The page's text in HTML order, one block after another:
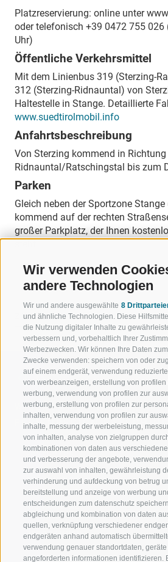
Wir verwenden
andere Technologien
Wir und andere ausgewählte 8
und ähnliche Technologien. Diese
die Nutzung digitaler Inhalte zu
verbessern und, vorbehaltlich Ihrer
Werbezwecken. Wir können Ihre Daten
Zwecke verwenden: speichern von oder
auf einem endgerät, verwendung
von werbeanzeigen, erstellung von
werbung, verwendung von profilen zur
werbung, erstellung von profilen zur
inhalten, verwendung von profilen zur
inhalte, messung der werbeleistung,
von inhalten, analyse von zielgruppen
kombinationen von daten aus
und verbesserung der angebote,
zur auswahl von inhalten, gewährleistung
verhinderung und aufdeckung von betrug
bereitstellung und anzeige von werbung
entscheidungen zum datenschutz
abgleichung und kombination von daten
quellen, verknüpfung verschiedener
endgeräten anhand automatisch
verwendung genauer standortdaten,
angeforderten informationen identifizieren.
Platzreservierung: online unter
oder telefonisch +39 0472 755 026
Uhr)
Öffentliche Verkehrsmittel
Mit dem Linienbus 319 (Sterzing-
312 (Sterzing-Ridnauntal) von
Haltestelle in Stange. Detaillierte
www.suedtirolmobil.info
Anfahrtsbeschreibung
Von Sterzing kommend in Richtung
Ridnauntal/Ratschingstal bis zum
Parken
Gleich neben der Sportzone
kommend auf der rechten
großer Parkplatz, der Ihnen
ZURÜCK
WILLKOMMEN IN DER
FERIENREGION
JAUFENTAL
RATSCHINGS
RIDNAUNTAL
BERGBAHNEN